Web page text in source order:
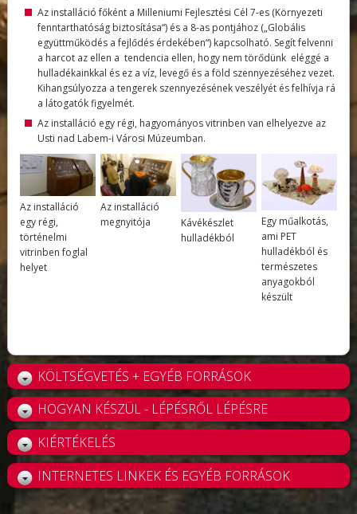
Az installáció főként a Milleniumi Fejlesztési Cél 7-es (Környezeti
fenntarthatóság biztosítása“) és a 8-as pontjához („Globális
együttműködés a fejlődés érdekében“) kapcsolható. Segít felvenni
a harcot az ellen a tendencia ellen, hogy nem törődünk eléggé a
hulladékainkkal és ez a víz, levegő és a föld szennyezéséhez vezet.
Kihangsúlyozza a tengerek szennyezésének veszélyét és felhívja rá
a látogatók figyelmét.
Az installáció egy régi, hagyományos vitrinben van elhelyezve az
Usti nad Labem-i Városi Múzeumban.
Az installáció
egy régi,
történelmi
vitrinben foglal
helyet
Az installáció
megnyitója
Kávékészlet
hulladékból
Egy műalkotás,
ami PET
hulladékból és
természetes
anyagokból
készült
KÖLTSÉGVETÉS + EGYÉB FORRÁSOK
HOGYAN KÉSZÜL - LÉPÉSRŐL LÉPÉSRE
KIÉRTÉKELÉS
INTERNETES LINKEK ÉS EGYÉB FORRÁSOK